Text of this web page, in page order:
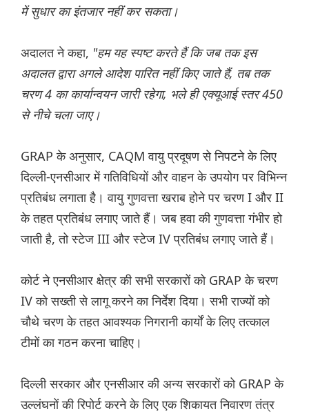
में सुधार का इंतजार नहीं कर सकता।
अदालत ने कहा, "हम यह स्पष्ट करते हैं कि जब तक इस
अदालत द्वारा अगले आदेश पारित नहीं किए जाते हैं, तब तक
चरण 4 का कार्यान्वयन जारी रहेगा, भले ही एक्यूआई स्तर 450
से नीचे चला जाए।
GRAP के अनुसार, CAQM वायु प्रदूषण से निपटने के लिए
दिल्ली-एनसीआर में गतिविधियों और वाहन के उपयोग पर विभिन्न
प्रतिबंध लगाता है। वायु गुणवत्ता खराब होने पर चरण I और II
के तहत प्रतिबंध लगाए जाते हैं। जब हवा की गुणवत्ता गंभीर हो
जाती है, तो स्टेज III और स्टेज IV प्रतिबंध लगाए जाते हैं।
कोर्ट ने एनसीआर क्षेत्र की सभी सरकारों को GRAP के चरण
IV को सख्ती से लागू करने का निर्देश दिया। सभी राज्यों को
चौथे चरण के तहत आवश्यक निगरानी कार्यों के लिए तत्काल
टीमों का गठन करना चाहिए।
दिल्ली सरकार और एनसीआर की अन्य सरकारों को GRAP के
उल्लंघनों की रिपोर्ट करने के लिए एक शिकायत निवारण तंत्र